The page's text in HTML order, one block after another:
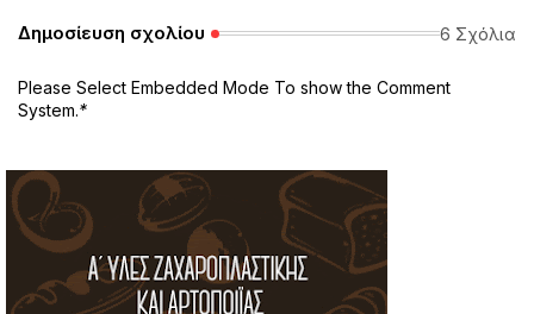
Δημοσίευση σχολίου 6 Σχόλια
Please Select Embedded Mode To show the Comment
System.*